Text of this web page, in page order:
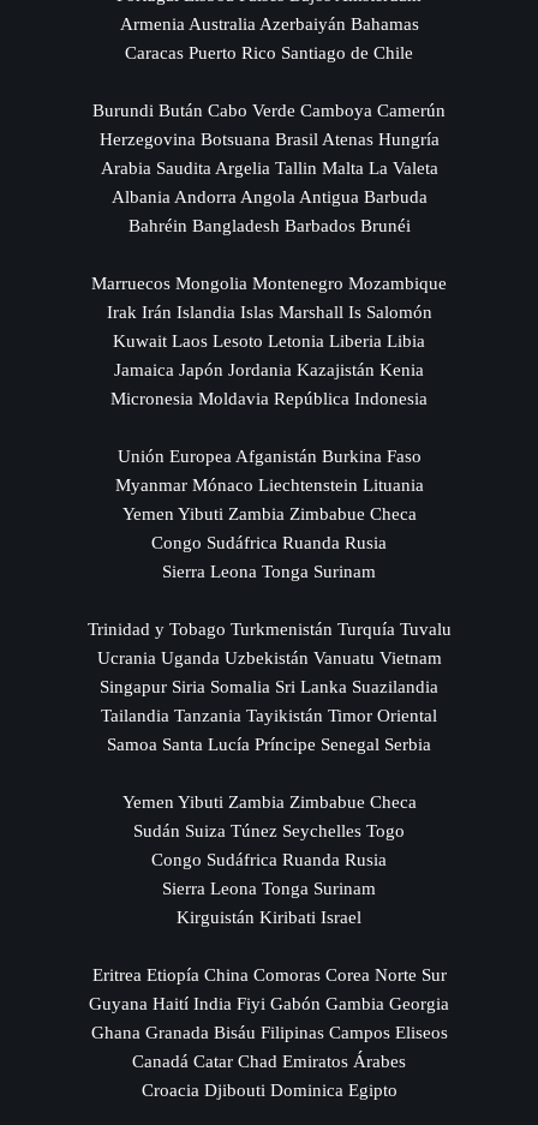
Armenia Australia Azerbaiyán Bahamas
Caracas Puerto Rico Santiago de Chile
Burundi Bután Cabo Verde Camboya Camerún
Herzegovina Botsuana Brasil Atenas Hungría
Arabia Saudita Argelia Tallin Malta La Valeta
Albania Andorra Angola Antigua Barbuda
Bahréin Bangladesh Barbados Brunéi
Marruecos Mongolia Montenegro Mozambique
Irak Irán Islandia Islas Marshall Is Salomón
Kuwait Laos Lesoto Letonia Liberia Libia
Jamaica Japón Jordania Kazajistán Kenia
Micronesia Moldavia República Indonesia
Unión Europea Afganistán Burkina Faso
Myanmar Mónaco Liechtenstein Lituania
Yemen Yibuti Zambia Zimbabue Checa
Congo Sudáfrica Ruanda Rusia
Sierra Leona Tonga Surinam
Trinidad y Tobago Turkmenistán Turquía Tuvalu
Ucrania Uganda Uzbekistán Vanuatu Vietnam
Singapur Siria Somalia Sri Lanka Suazilandia
Tailandia Tanzania Tayikistán Timor Oriental
Samoa Santa Lucía Príncipe Senegal Serbia
Yemen Yibuti Zambia Zimbabue Checa
Sudán Suiza Túnez Seychelles Togo
Congo Sudáfrica Ruanda Rusia
Sierra Leona Tonga Surinam
Kirguistán Kiribati Israel
Eritrea Etiopía China Comoras Corea Norte Sur
Guyana Haití India Fiyi Gabón Gambia Georgia
Ghana Granada Bisáu Filipinas Campos Eliseos
Canadá Catar Chad Emiratos Árabes
Croacia Djibouti Dominica Egipto